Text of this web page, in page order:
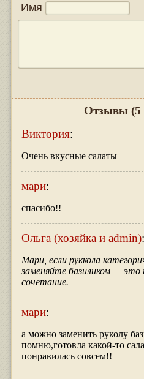
Имя
Отзывы (5
Виктория:
Очень вкусные салаты
мари:
спасибо!!
Ольга (хозяйка и admin):
Мари, если руккола
заменяйте базиликом —
сочетание.
мари:
а можно заменить руколу
помню,готовла какой-то
понравилась совсем!!